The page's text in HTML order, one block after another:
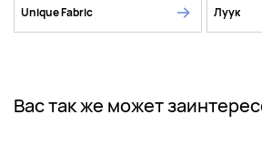
Unique Fabric Луук
Вас так же может